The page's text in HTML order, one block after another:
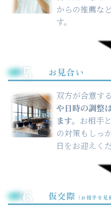
からの推薦な
す。
5 お見合い
双方が合意す
や日時の調整
ます。 お相手
の対策もしっ
日をお迎えく
6 仮交際 （お相手を見